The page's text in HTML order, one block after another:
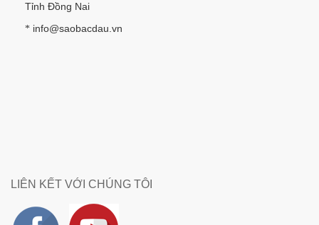
Tỉnh Đồng Nai
* info@saobacdau.vn
LIÊN KẾT VỚI CHÚNG TÔI